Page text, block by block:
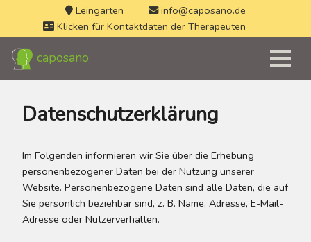
Leingarten
info@caposano.de
Klicken für Kontaktdaten der Therapeuten
caposano
Datenschutzerklärung
Im Folgenden informieren wir Sie über die Erhebung
personenbezogener Daten bei der Nutzung unserer
Website. Personenbezogene Daten sind alle Daten, die auf
Sie persönlich beziehbar sind, z. B. Name, Adresse, E-Mail-
Adresse oder Nutzerverhalten.